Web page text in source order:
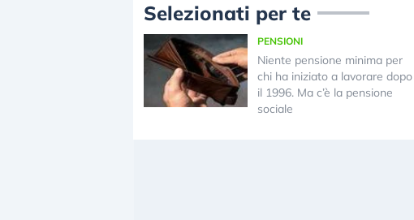
Selezionati per te
PENSIONI
Niente pensione minima per
chi ha iniziato a lavorare dopo
il 1996. Ma c’è la pensione
sociale